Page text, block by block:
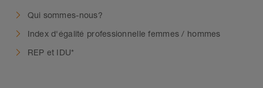
Qui sommes-nous?
Index d'égalité professionnelle femmes / hommes
REP et IDU*